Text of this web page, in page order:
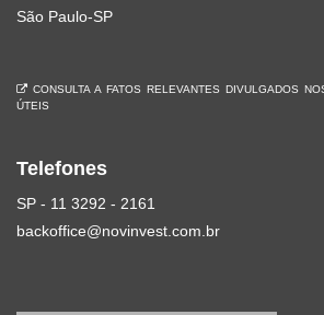
São Paulo-SP
CONSULTA A FATOS RELEVANTES DIVULGADOS
ÚTEIS
Telefones
SP - 11 3292 - 2161
backoffice@novinvest.com.br